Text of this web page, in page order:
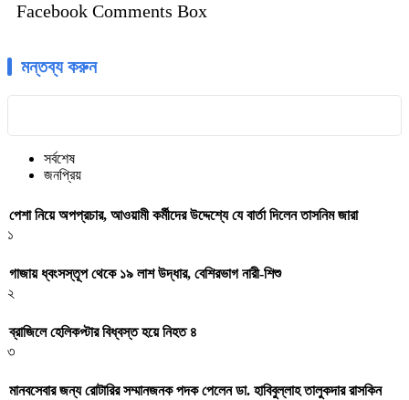
Facebook Comments Box
মন্তব্য করুন
সর্বশেষ
জনপ্রিয়
পেশা নিয়ে অপপ্রচার, আওয়ামী কর্মীদের উদ্দেশ্যে যে বার্তা দিলেন তাসনিম জারা
১
গাজায় ধ্বংসস্তূপ থেকে ১৯ লাশ উদ্ধার, বেশিরভাগ নারী-শিশু
২
ব্রাজিলে হেলিকপ্টার বিধ্বস্ত হয়ে নিহত ৪
৩
মানবসেবার জন্য রোটারির সম্মানজনক পদক পেলেন ডা. হাবিবুল্লাহ তালুকদার রাসকিন